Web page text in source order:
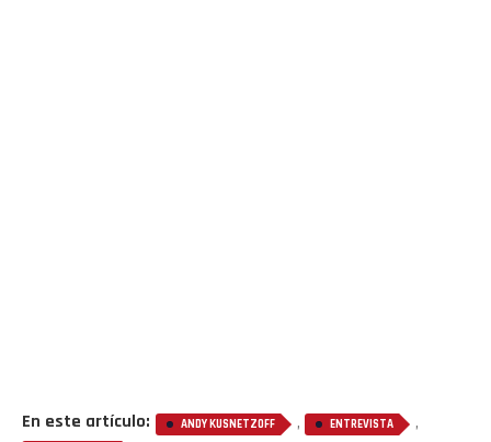
En este artículo: ANDY KUSNETZOFF , ENTREVISTA ,